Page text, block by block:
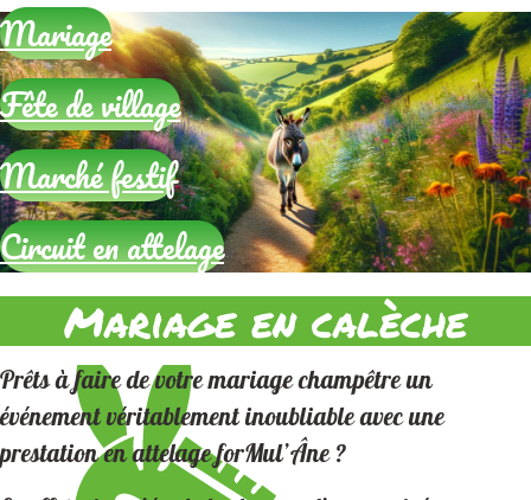
Mariage
Fête de village
Marché festif
Circuit en attelage
Mariage en calèche
Prêts à faire de votre mariage champêtre un
événement véritablement inoubliable avec une
prestation en attelage forMul’Âne ?